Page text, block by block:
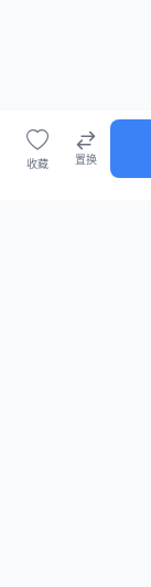
收藏 置换